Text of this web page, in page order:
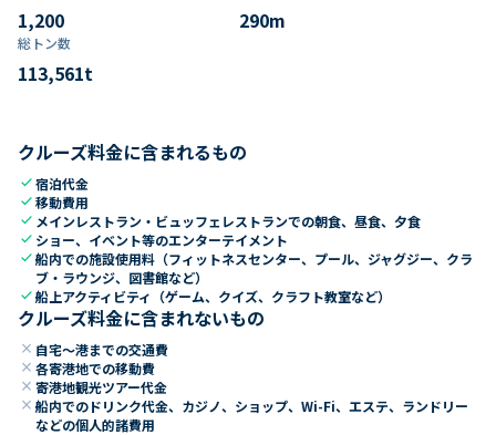
1,200 290m
総トン数​
113,561t
クルーズ料金に含まれるもの
check宿泊代金
check移動費用
check メインレストラン・ビュッフェレストランでの朝食、昼食、夕食
check ショー、イベント等のエンターテイメント
check船内での施設使用料（フィットネスセンター、プール、ジャグジー、クラ
ブ・ラウンジ、図書館など）
check船上アクティビティ（ゲーム、クイズ、クラフト教室など）
クルーズ料金に含まれないもの
close 自宅～港までの交通費
close 各寄港地での移動費
close 寄港地観光ツアー代金
close 船内でのドリンク代金、カジノ、ショップ、Wi-Fi、エステ、ランドリー
などの個人的諸費用